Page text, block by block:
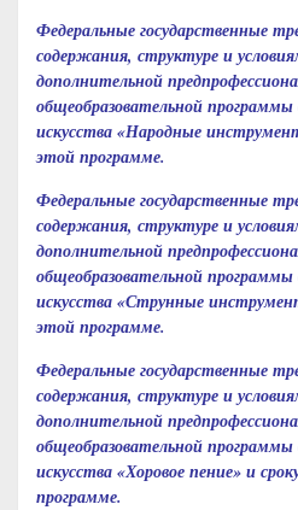
Федеральные государственные
содержания, структуре и
дополнительной
общеобразовательной
искусства «Народные
этой программе.
Федеральные государственные
содержания, структуре и
дополнительной
общеобразовательной
искусства «Струнные
этой программе.
Федеральные государственные
содержания, структуре и
дополнительной
общеобразовательной
искусства «Хоровое пение» и
программе.